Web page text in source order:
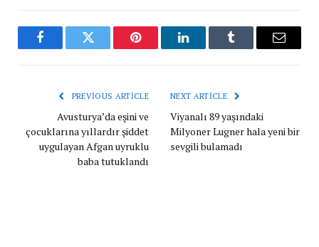
FacebookTwitter Pinterest LinkedInTumblr Email
PREVIOUS ARTICLE
Avusturya’da eşini ve
çocuklarına yıllardır şiddet
uygulayan Afgan uyruklu
baba tutuklandı
NEXT ARTICLE
Viyanalı 89 yaşındaki
Milyoner Lugner hala yeni bir
sevgili bulamadı